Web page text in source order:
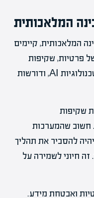
המלאכותית
המלאכותית, קיימים
פרטיות, שקיפות
ואחריות מתעוררות בעת השימוש בטכנולוגיות AI, ודורשות
שקיפות
חשוב שהמערכות
להסביר את תהליך
חיוני לשמירה על
ואבטחת מידע.